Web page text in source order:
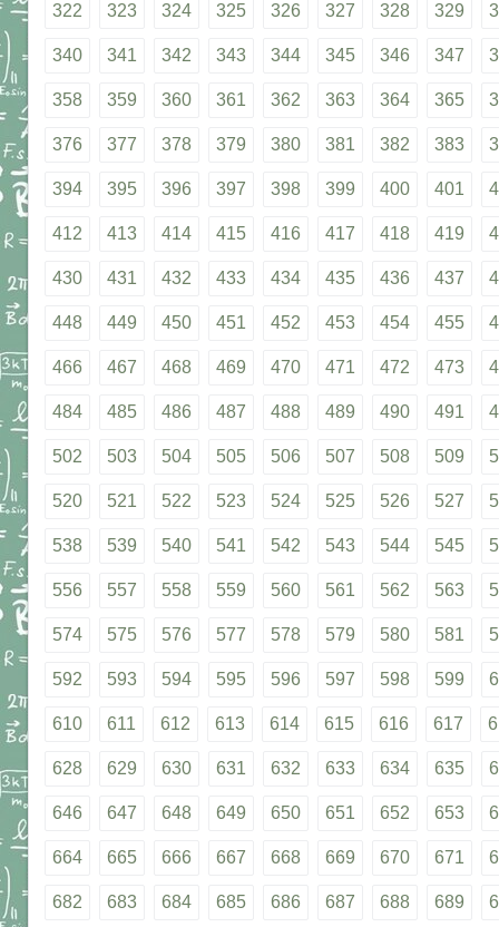
322 323 324 325 326 327 328 329
340 341 342 343 344 345 346 347
358 359 360 361 362 363 364 365
376 377 378 379 380 381 382 383
394 395 396 397 398 399 400 401
412 413 414 415 416 417 418 419
430 431 432 433 434 435 436 437
448 449 450 451 452 453 454 455
466 467 468 469 470 471 472 473
484 485 486 487 488 489 490 491
502 503 504 505 506 507 508 509
520 521 522 523 524 525 526 527
538 539 540 541 542 543 544 545
556 557 558 559 560 561 562 563
574 575 576 577 578 579 580 581
592 593 594 595 596 597 598 599
610 611 612 613 614 615 616 617
628 629 630 631 632 633 634 635
646 647 648 649 650 651 652 653
664 665 666 667 668 669 670 671
682 683 684 685 686 687 688 689